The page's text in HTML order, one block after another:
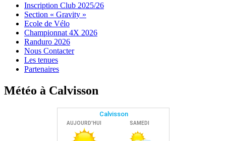
Menu
Widgets
Recherche
Aller
contenu
Inscription Club 2025/26
Section « Gravity »
Ecole de Vélo
Championnat 4X 2026
Randuro 2026
Nous Contacter
Les tenues
Partenaires
Météo à Calvisson